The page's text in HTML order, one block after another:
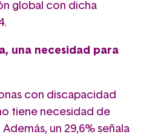
global con dicha
una necesidad para
con discapacidad
tiene necesidad de
un 29,6% señala